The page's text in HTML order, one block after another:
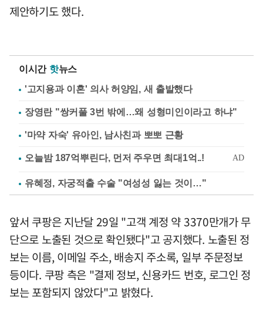
제안하기도 했다.
이시간 핫뉴스
'고지용과 이혼' 의사 허양임, 새 출발했다
장영란 "쌍커풀 3번 밖에…왜 성형미인이라고 하냐"
'마약 자숙' 유아인, 남사친과 뽀뽀 근황
유혜정, 자궁적출 수술 "여성성 잃는 것이…"
앞서 쿠팡은 지난달 29일 "고객 계정 약 3370만개가 무
단으로 노출된 것으로 확인됐다"고 공지했다. 노출된 정
보는 이름, 이메일 주소, 배송지 주소록, 일부 주문정보
등이다. 쿠팡 측은 "결제 정보, 신용카드 번호, 로그인 정
보는 포함되지 않았다"고 밝혔다.